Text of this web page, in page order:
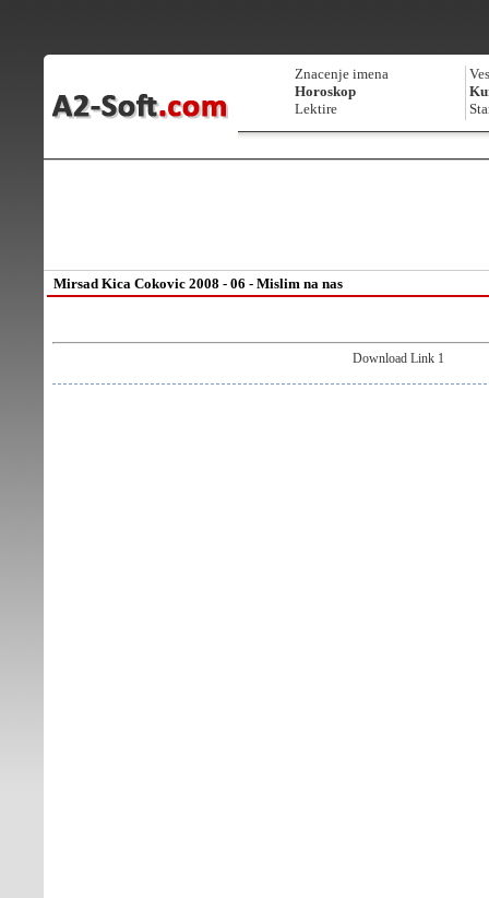
Znacenje imena
Horoskop
Lektire
Mirsad Kica Cokovic 2008 - 06 - Mislim na nas
Download Link 1